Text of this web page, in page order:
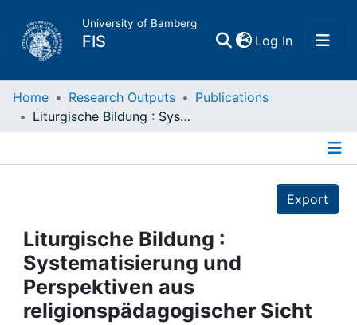
University of Bamberg
FIS Log In(current)
Home
Projects
People
Institutions
Home Research Outputs
Publications
Liturgische Bildung : Systematisierung und Perspektiven aus religionspädagogischer Sicht
Export
Liturgische Bildung :
Systematisierung und
Perspektiven aus
religionspädagogischer Sicht